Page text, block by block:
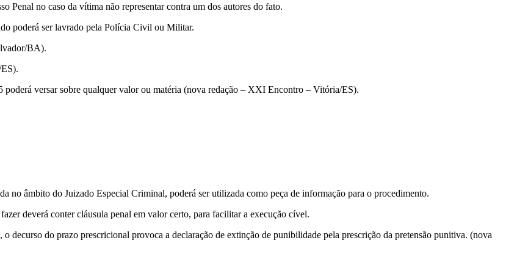
no caso da vítima não representar contra um dos autores do fato.
poderá ser lavrado pela Polícia Civil ou Militar.
BA).
versar sobre qualquer valor ou matéria (nova redação – XXI Encontro – Vitória/ES).
âmbito do Juizado Especial Criminal, poderá ser utilizada como peça de informação para o procedimento.
deverá conter cláusula penal em valor certo, para facilitar a execução cível.
do prazo prescricional provoca a declaração de extinção de punibilidade pela prescrição da pretensão punitiva. (nova